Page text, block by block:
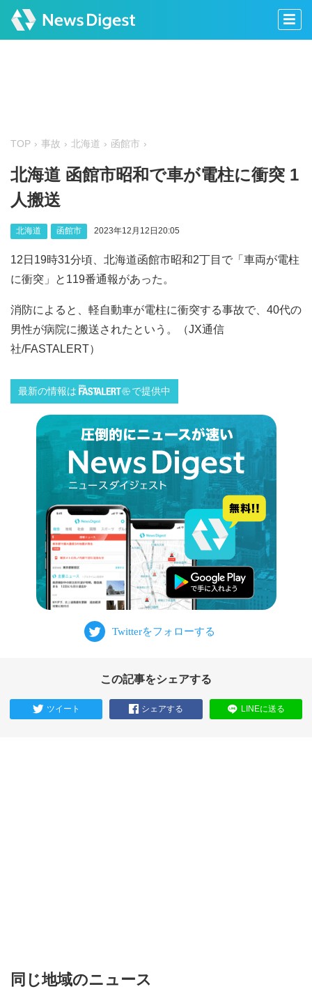
TOP 事故 北海道 函館市
北海道 函館市昭和で車が電柱に衝突 1
人搬送
北海道 函館市 2023年12月12日20:05
12日19時31分頃、北海道函館市昭和2丁目で「車両が電柱
に衝突」と119番通報があった。
消防によると、軽自動車が電柱に衝突する事故で、40代の
男性が病院に搬送されたという。（JX通信
社/FASTALERT）
最新の情報は で提供中
この記事をシェアする
ツイート シェアする LINEに送る
同じ地域のニュース